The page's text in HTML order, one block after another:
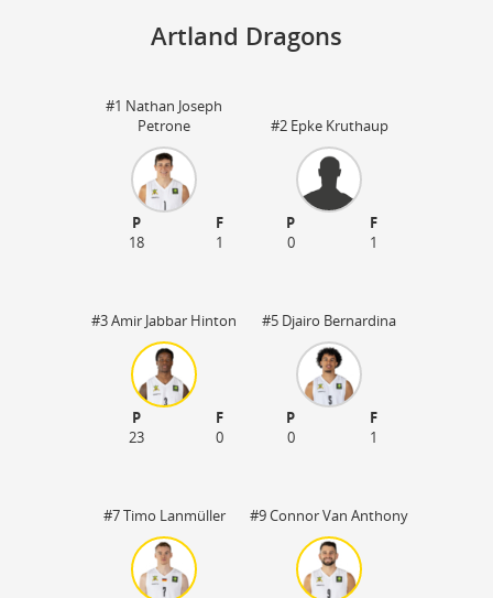
Artland Dragons
#1 Nathan Joseph
Petrone
P
F
18
1
#2 Epke Kruthaup
P
F
0
1
#3 Amir Jabbar Hinton
P
F
23
0
#5 Djairo Bernardina
P
F
0
1
#7 Timo Lanmüller #9 Connor Van Anthony